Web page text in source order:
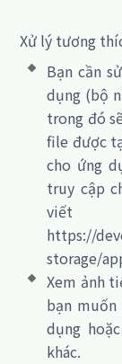
Xử lý tương
Bạn cần
dụng (bộ
trong đó
file được
cho ứng
truy cập
https://
storage/
Xem ảnh
bạn
dụng
khác.